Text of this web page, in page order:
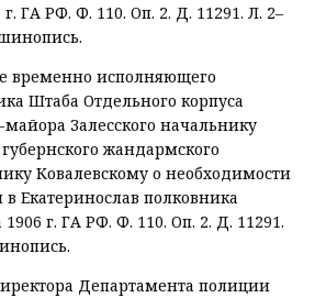
г. ГА РФ. Ф. 110. Оп. 2. Д. 11291. Л. 2–
временно исполняющего
Штаба Отдельного корпуса
Залесского начальнику
жандармского
Ковалевскому о необходимости
Екатеринослав полковника
1906 г. ГА РФ. Ф. 110. Оп. 2. Д. 11291.
Департамента полиции